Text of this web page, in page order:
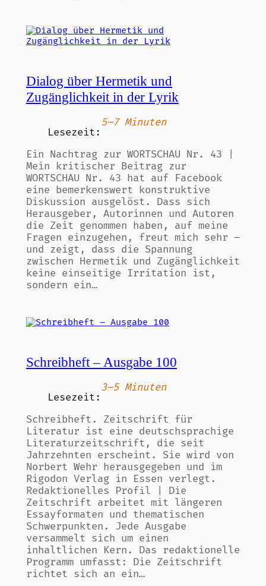
Dialog über Hermetik und
Zugänglichkeit in der Lyrik
Lesezeit:
5–7 Minuten
Ein Nachtrag zur WORTSCHAU Nr. 43 |
Mein kritischer Beitrag zur
WORTSCHAU Nr. 43 hat auf Facebook
eine bemerkenswert konstruktive
Diskussion ausgelöst. Dass sich
Herausgeber, Autorinnen und Autoren
die Zeit genommen haben, auf meine
Fragen einzugehen, freut mich sehr –
und zeigt, dass die Spannung
zwischen Hermetik und Zugänglichkeit
keine einseitige Irritation ist,
sondern ein…
Schreibheft – Ausgabe 100
Lesezeit:
3–5 Minuten
Schreibheft. Zeitschrift für
Literatur ist eine deutschsprachige
Literaturzeitschrift, die seit
Jahrzehnten erscheint. Sie wird von
Norbert Wehr herausgegeben und im
Rigodon Verlag in Essen verlegt.
Redaktionelles Profil | Die
Zeitschrift arbeitet mit längeren
Essayformaten und thematischen
Schwerpunkten. Jede Ausgabe
versammelt sich um einen
inhaltlichen Kern. Das redaktionelle
Programm umfasst: Die Zeitschrift
richtet sich an ein…